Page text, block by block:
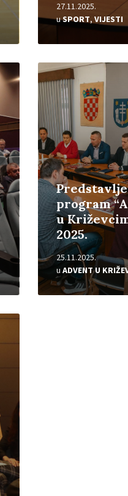
27.11.2025.
uSPORT, VIJESTI
program
u
2025.
25.11.2025.
u ADVENT U
Pročitajte
više